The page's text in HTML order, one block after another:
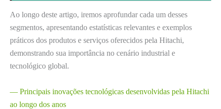
Ao longo deste artigo, iremos aprofundar cada um desses
segmentos, apresentando estatísticas relevantes e exemplos
práticos dos produtos e serviços oferecidos pela Hitachi,
demonstrando sua importância no cenário industrial e
tecnológico global.
— Principais inovações tecnológicas desenvolvidas pela Hitachi
ao longo dos anos